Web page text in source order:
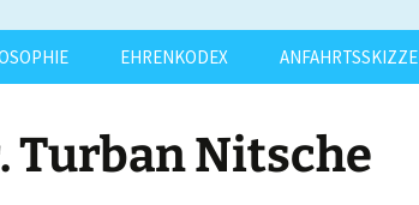
EHRENKODEX ANFAHRTSSKIZZE
Turban Nitsche